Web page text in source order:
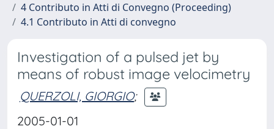
4 Contributo in Atti di Convegno (Proceeding)
4.1 Contributo in Atti di convegno
Investigation of a pulsed jet by
means of robust image velocimetry
QUERZOLI, GIORGIO;
2005-01-01